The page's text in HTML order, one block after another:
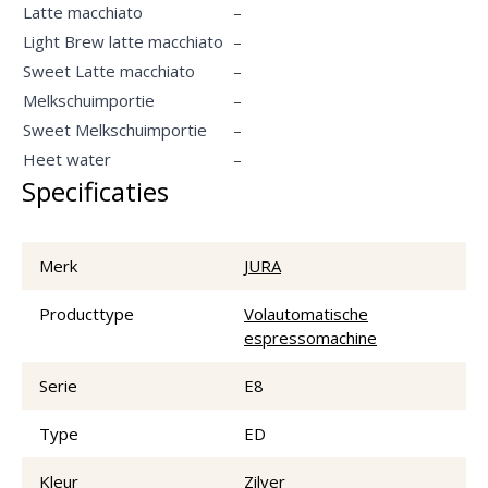
Latte macchiato
–
Light Brew latte macchiato –
Sweet Latte macchiato
–
Melkschuimportie
–
Sweet Melkschuimportie
–
Heet water
–
Specificaties
Merk JURA
Producttype
Volautomatische
espressomachine
Serie E8
Type ED
Kleur Zilver